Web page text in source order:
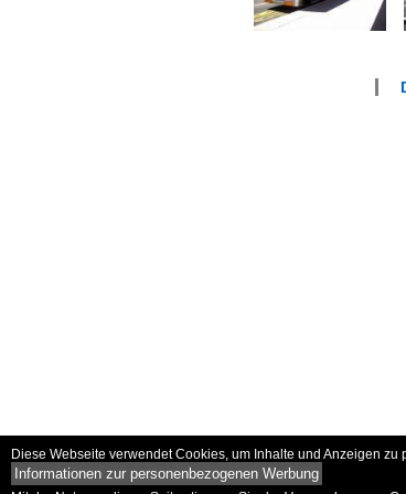
Diese Webseite verwendet Cookies, um Inhalte und Anzeigen
Informationen zur personenbezogenen Werbung